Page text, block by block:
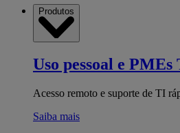
Produtos
Uso pessoal e PMEs
Acesso remoto e suporte de TI
Saiba mais